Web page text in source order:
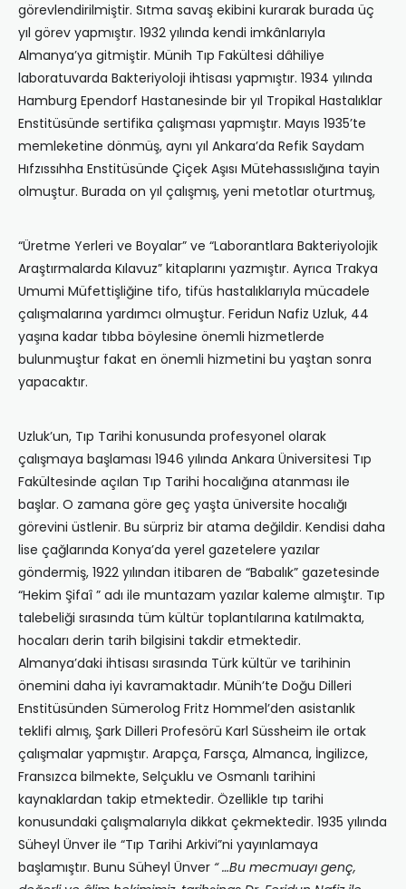
görevlendirilmiştir. Sıtma savaş ekibini kurarak burada üç
yıl görev yapmıştır. 1932 yılında kendi imkânlarıyla
Almanya’ya gitmiştir. Münih Tıp Fakültesi dâhiliye
laboratuvarda Bakteriyoloji ihtisası yapmıştır. 1934 yılında
Hamburg Ependorf Hastanesinde bir yıl Tropikal Hastalıklar
Enstitüsünde sertifika çalışması yapmıştır. Mayıs 1935’te
memleketine dönmüş, aynı yıl Ankara’da Refik Saydam
Hıfzıssıhha Enstitüsünde Çiçek Aşısı Mütehassıslığına tayin
olmuştur. Burada on yıl çalışmış, yeni metotlar oturtmuş,
“Üretme Yerleri ve Boyalar” ve “Laborantlara Bakteriyolojik
Araştırmalarda Kılavuz” kitaplarını yazmıştır. Ayrıca Trakya
Umumi Müfettişliğine tifo, tifüs hastalıklarıyla mücadele
çalışmalarına yardımcı olmuştur. Feridun Nafiz Uzluk, 44
yaşına kadar tıbba böylesine önemli hizmetlerde
bulunmuştur fakat en önemli hizmetini bu yaştan sonra
yapacaktır.
Uzluk’un, Tıp Tarihi konusunda profesyonel olarak
çalışmaya başlaması 1946 yılında Ankara Üniversitesi Tıp
Fakültesinde açılan Tıp Tarihi hocalığına atanması ile
başlar. O zamana göre geç yaşta üniversite hocalığı
görevini üstlenir. Bu sürpriz bir atama değildir. Kendisi daha
lise çağlarında Konya’da yerel gazetelere yazılar
göndermiş, 1922 yılından itibaren de “Babalık” gazetesinde
“Hekim Şifaî ” adı ile muntazam yazılar kaleme almıştır. Tıp
talebeliği sırasında tüm kültür toplantılarına katılmakta,
hocaları derin tarih bilgisini takdir etmektedir.
Almanya’daki ihtisası sırasında Türk kültür ve tarihinin
önemini daha iyi kavramaktadır. Münih’te Doğu Dilleri
Enstitüsünden Sümerolog Fritz Hommel’den asistanlık
teklifi almış, Şark Dilleri Profesörü Karl Süssheim ile ortak
çalışmalar yapmıştır. Arapça, Farsça, Almanca, İngilizce,
Fransızca bilmekte, Selçuklu ve Osmanlı tarihini
kaynaklardan takip etmektedir. Özellikle tıp tarihi
konusundaki çalışmalarıyla dikkat çekmektedir. 1935 yılında
Süheyl Ünver ile “Tıp Tarihi Arkivi”ni yayınlamaya
başlamıştır. Bunu Süheyl Ünver “ …Bu mecmuayı genç,